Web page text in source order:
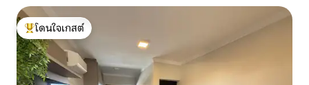
โดนใจเกสต์ที่สุด
โดนใจเกสต์